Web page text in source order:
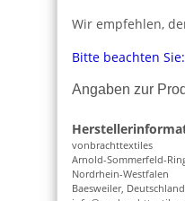
Wir empfehlen,
Bitte beachten
Angaben zur
vonbrachttextiles
Arnold-Sommerfeld-
Nordrhein-Westfalen
Baesweiler,